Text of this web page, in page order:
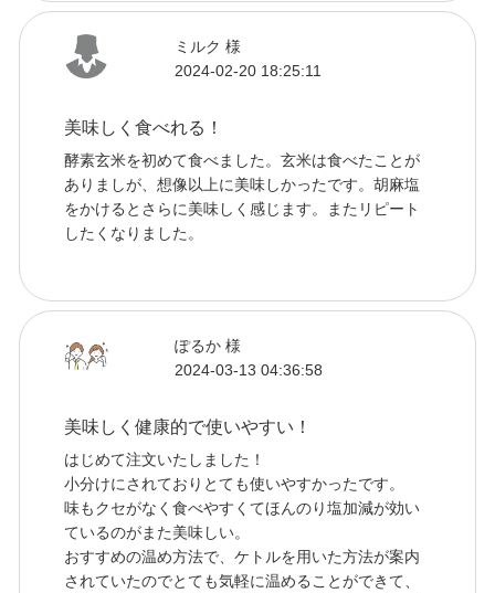
ミルク 様
2024-02-20 18:25:11
美味しく食べれる！
酵素玄米を初めて食べました。玄米は食べたことが
ありましが、想像以上に美味しかったです。胡麻塩
をかけるとさらに美味しく感じます。またリピート
したくなりました。
ぽるか 様
2024-03-13 04:36:58
美味しく健康的で使いやすい！
はじめて注文いたしました！
小分けにされておりとても使いやすかったです。
味もクセがなく食べやすくてほんのり塩加減が効い
ているのがまた美味しい。
おすすめの温め方法で、ケトルを用いた方法が案内
されていたのでとても気軽に温めることができて、